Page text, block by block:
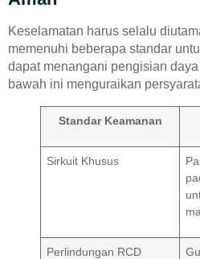
Keselamatan harus selalu
memenuhi beberapa standar
dapat menangani pengisian
bawah ini menguraikan
Standar Keamanan
Sirkuit Khusus
Perlindungan RCD